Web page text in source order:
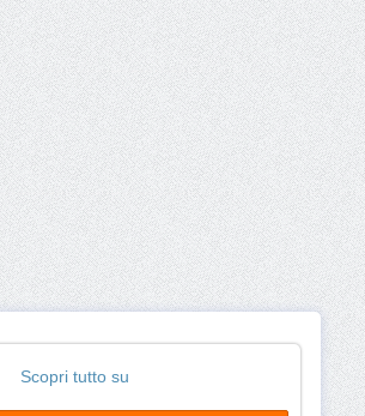
Scopri tutto su